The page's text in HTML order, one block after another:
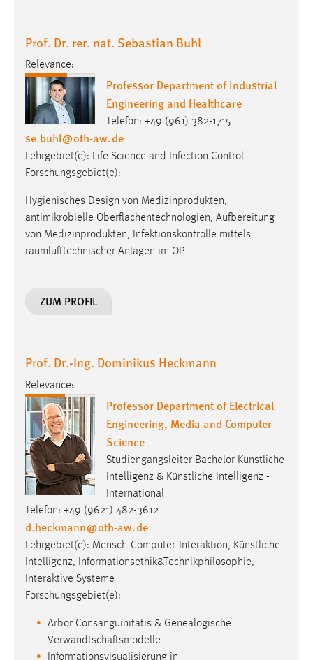
Prof. Dr. rer. nat. Sebastian Buhl
Relevance:
Professor Department of Industrial
Engineering and Healthcare
Telefon: +49 (961) 382-1715
se.buhl@oth-aw.de
Lehrgebiet(e): Life Science and Infection Control
Forschungsgebiet(e):
Hygienisches Design von Medizinprodukten,
antimikrobielle Oberflächentechnologien, Aufbereitung
von Medizinprodukten, Infektionskontrolle mittels
raumlufttechnischer Anlagen im OP
ZUM PROFIL
Prof. Dr.-Ing. Dominikus Heckmann
Relevance:
Professor Department of Electrical
Engineering, Media and Computer
Science
Studiengangsleiter Bachelor Künstliche
Intelligenz & Künstliche Intelligenz -
International
Telefon: +49 (9621) 482-3612
d.heckmann@oth-aw.de
Lehrgebiet(e): Mensch-Computer-Interaktion, Künstliche
Intelligenz, Informationsethik&Technikphilosophie,
Interaktive Systeme
Forschungsgebiet(e):
Arbor Consanguinitatis & Genealogische
Verwandtschaftsmodelle
Informationsvisualisierung in